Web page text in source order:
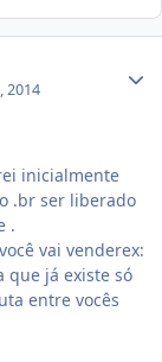
2014
inicialmente
.br ser liberado
.
vai venderex:
que já existe só
entre vocês